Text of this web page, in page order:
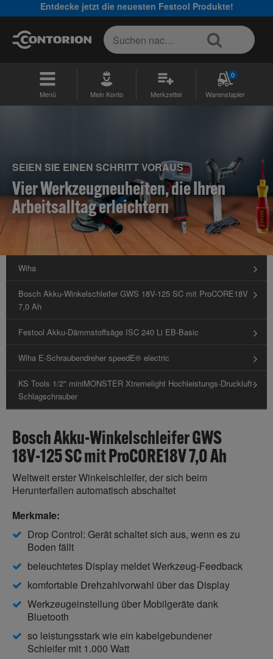
Entdecke jetzt die neuesten Festool Produkte!
Menü Mein Konto Merkzettel
0
Warenstapler
SEIEN SIE EINEN SCHRITT VORAUS
Vier Werkzeugneuheiten, die Ihren
Arbeitsalltag erleichtern
Wiha
Bosch Akku-Winkelschleifer GWS 18V-125 SC mit ProCORE18V
7,0 Ah
Festool Akku-Dämmstoffsäge ISC 240 Li EB-Basic
Wiha E-Schraubendreher speedE® electric
KS Tools 1/2" miniMONSTER Xtremelight Hochleistungs-Druckluft-
Schlagschrauber
Bosch Akku-Winkelschleifer GWS
18V-125 SC mit ProCORE18V 7,0 Ah
Weltweit erster Winkelschleifer, der sich beim
Herunterfallen automatisch abschaltet
Merkmale:
Drop Control: Gerät schaltet sich aus, wenn es zu
Boden fällt
beleuchtetes Display meldet Werkzeug-Feedback
komfortable Drehzahlvorwahl über das Display
Werkzeugeinstellung über Mobilgeräte dank
Bluetooth
so leistungsstark wie ein kabelgebundener
Schleifer mit 1.000 Watt